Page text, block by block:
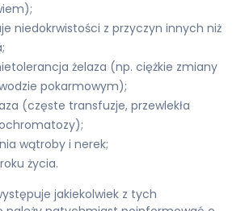
niedokrwistości z przyczyn innych niż
żelaza (np. ciężkie zmiany
pokarmowym);
(częste transfuzje, przewlekła
wątroby i nerek;
życia.
jakiekolwiek z tych